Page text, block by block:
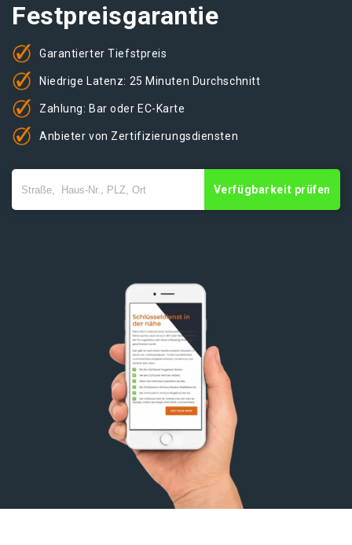
Festpreisgarantie
Garantierter Tiefstpreis
Niedrige Latenz: 25 Minuten Durchschnitt
Zahlung: Bar oder EC-Karte
Anbieter von Zertifizierungsdiensten
Verfügbarkeit prüfen